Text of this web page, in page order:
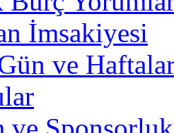
İmsakiyesi
ve